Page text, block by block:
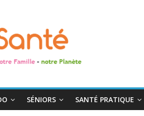
SÉNIORS SANTÉ PRATIQUE